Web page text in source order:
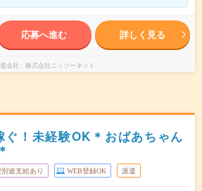
応募へ進む 詳しく見る
会社 株式会社ニッソーネット
ぐ！未経験OK＊おばあちゃん
途支給あり WEB登録OK 派遣